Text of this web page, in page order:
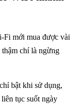
Fi mới mua được vài
thậm chí là ngừng
bật khi sử dụng,
tục suốt ngày